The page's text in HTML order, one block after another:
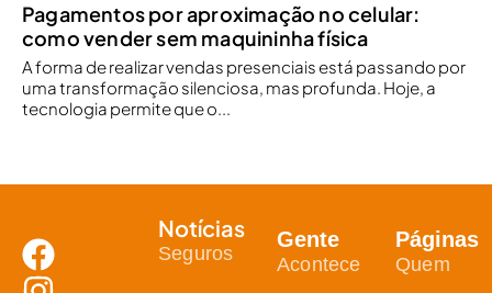
Pagamentos por aproximação no celular:
como vender sem maquininha física
A forma de realizar vendas presenciais está passando por
uma transformação silenciosa, mas profunda. Hoje, a
tecnologia permite que o...
Notícias
Seguros
Gente
Acontece
Páginas
Quem